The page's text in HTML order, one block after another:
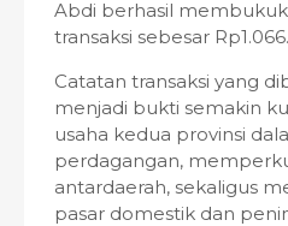
Abdi berhasil
transaksi sebesar
Catatan transaksi yang
menjadi bukti semakin
usaha kedua provinsi
perdagangan,
antardaerah, sekaligus
pasar domestik dan